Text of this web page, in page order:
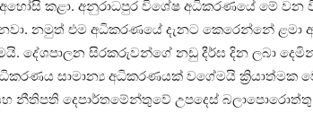
කළා. අනුරාධපුර විශේෂ අධිකරණයේ මේ
නමුත් එම අධිකරණයේ දැනට කෙරෙන්නේ ළමා
දේශපාලන සිරකරුවන්ගේ නඩු දීර්ඝ දින ලබා
සාමාන්‍ය අධිකරණයක් වගේමයි ක්‍රියාත්මක
නීතිපති දෙපාර්තමේන්තුවේ උපදෙස්